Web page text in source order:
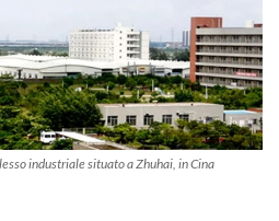
industriale situato a Zhuhai, in Cina